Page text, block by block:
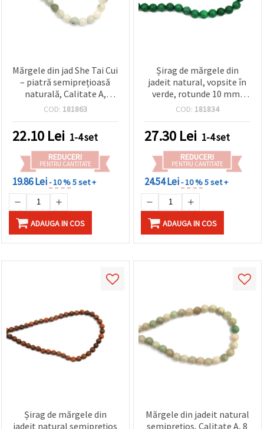
Mărgele din jad She Tai Cui
– piatră semiprețioasă
naturală, Calitate A,
rotunde 8 mm mate
șirag ~45 buc., pentru
bijuterii handmade,
brățări DIY și coliere
COD: 181863
22.10 Lei 1-4 set
REDUCERI
PENTRU CANTITATE
19.86 Lei- 10 %5 set +
ADAUGA IN COS
Șirag de mărgele din
jadeit natural, vopsite în
verde, rotunde 10 mm,
aprox. 37 buc. – mărgele
lustruită pentru bijuterii
DIY, brățări și coliere
COD: 181834
27.30 Lei 1-4 set
REDUCERI
PENTRU CANTITATE
24.54 Lei- 10 %5 set +
ADAUGA IN COS
Șirag de mărgele din
jadeit natural semiprețios
Mărgele din jadeit natural
semiprețios, Calitate A, 8